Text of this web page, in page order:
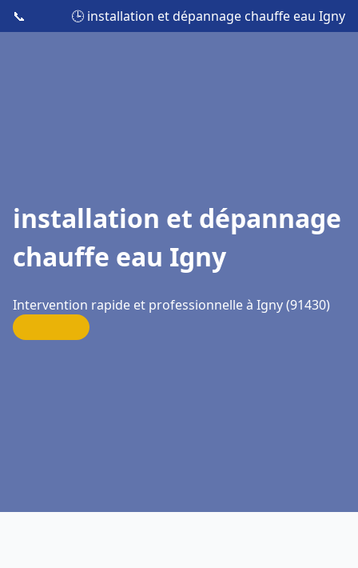
📞 🕒 installation et dépannage chauffe eau Igny
installation et dépannage
chauffe eau Igny
Intervention rapide et professionnelle à Igny (91430)